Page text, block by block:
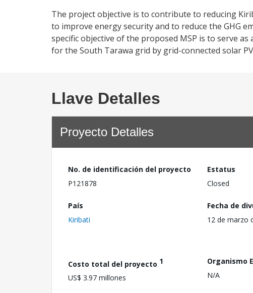
The project objective is to contribute to reducing
to improve energy security and to reduce the GHG
specific objective of the proposed MSP is to serve
for the South Tarawa grid by grid-connected solar
Llave Detalles
Proyecto Detalles
No. de identificación del proyecto
P121878
Estatus
Closed
País
Kiribati
Fecha de
12 de marzo
Costo total del proyecto 1
US$ 3.97 millones
Organismo
N/A